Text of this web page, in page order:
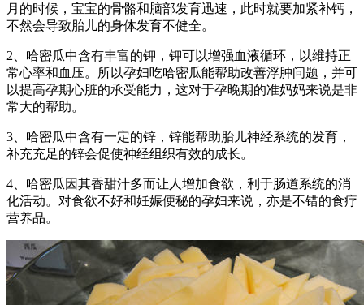
月的时候，宝宝的骨骼和脑部发育迅速，此时就要加紧补钙，
不然会导致胎儿的身体发育不健全。
2、哈密瓜中含有丰富的钾，钾可以增强血液循环，以维持正
常心率和血压。所以孕妇吃哈密瓜能帮助改善浮肿问题，并可
以提高孕期心脏的承受能力，这对于孕晚期的准妈妈来说是非
常大的帮助。
3、哈密瓜中含有一定的锌，锌能帮助胎儿神经系统的发育，
补充充足的锌会促使神经组织有效的成长。
4、哈密瓜因其香甜汁多而让人增加食欲，利于肠道系统的消
化活动。对食欲不好和妊娠便秘的孕妇来说，亦是不错的食疗
营养品。